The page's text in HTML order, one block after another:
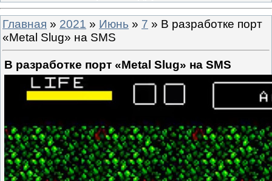
Главная » 2021 » Июнь » 7 » В разработке порт
«Metal Slug» на SMS
В разработке порт «Metal Slug» на SMS